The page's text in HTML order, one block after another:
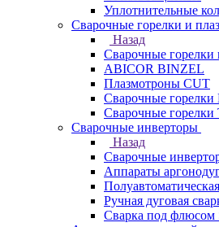
Уплотнительные
Сварочные горелки и
Назад
Сварочные горелки
ABICOR BINZEL
Плазмотроны CUT
Сварочные горелки
Сварочные горелки
Сварочные инверторы
Назад
Сварочные
Аппараты
Ручная дуговая
Сварка под флюсом